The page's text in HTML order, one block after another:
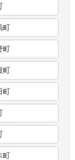
町
町
町
町
町